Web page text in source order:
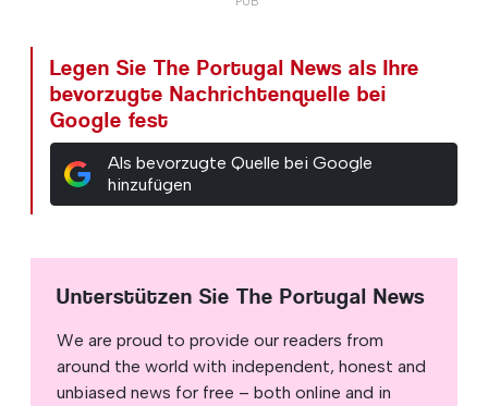
Legen Sie The Portugal News als Ihre
bevorzugte Nachrichtenquelle bei
Google fest
Als bevorzugte Quelle bei Google
hinzufügen
Unterstützen Sie The Portugal News
We are proud to provide our readers from
around the world with independent, honest and
unbiased news for free – both online and in